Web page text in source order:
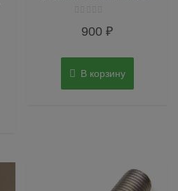
900₽
В корзину